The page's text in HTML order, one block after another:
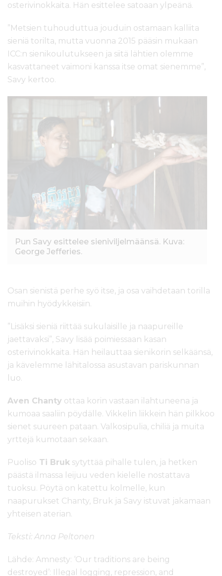
osterivinokkaita. Hän esittelee satoaan ylpeänä.
”Metsien tuhouduttua jouduin ostamaan kalliita
sieniä torilta, mutta vuonna 2015 pääsin mukaan
ICC:n sienikoulutukseen ja siitä lähtien olemme
kasvattaneet vaimoni kanssa itse omat sienemme”,
Savy kertoo.
Pun Savy esittelee sieniviljelmäänsä. Kuva:
George Jefferies.
Osan sienistä perhe syö itse, ja osa vaihdetaan torilla
muihin hyödykkeisiin.
”Lisäksi sieniä riittää sukulaisille ja naapureille
jaettavaksi”, Savy lisää poimiessaan kasan
osterivinokkaita. Hän heilauttaa sienikorin selkäänsä,
ja kävelemme lähitalossa asustavan pariskunnan
luo.
Aven Chanty ottaa korin vastaan ilahtuneena ja
kumoaa saaliin pöydälle. Vikkelin liikkein hän pilkkoo
sienet suureen pataan. Valkosipulia, chiliä ja muita
yrttejä kumotaan sekaan.
Puoliso Ti Bruk sytyttää pihalle tulen, ja hetken
päästä ilmassa leijuu veden kielelle nostattava
tuoksu. Pöytä on katettu kolmelle, kun
naapurukset Chanty, Bruk ja Savy istuvat jakamaan
yhteisen aterian.
Teksti: Anna Peltonen
Lähde: Amnesty: ‘Our traditions are being
destroyed’: Illegal logging, repression, and